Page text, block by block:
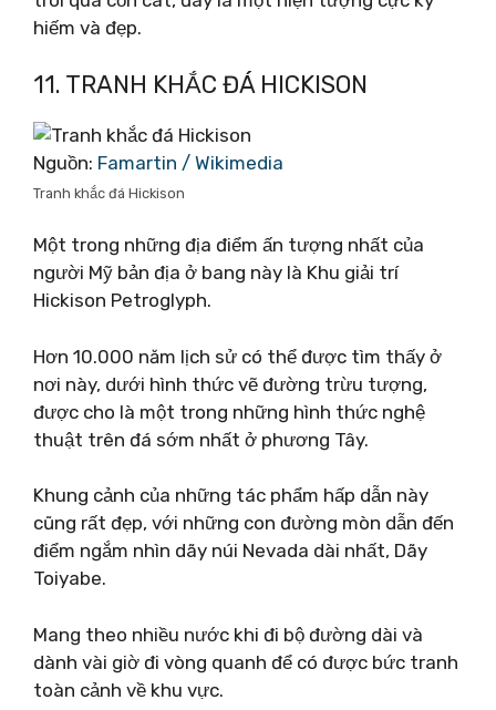
hiếm và đẹp.
11. TRANH KHẮC ĐÁ HICKISON
Nguồn: Famartin / Wikimedia
Tranh khắc đá Hickison
Một trong những địa điểm ấn tượng nhất của
người Mỹ bản địa ở bang này là Khu giải trí
Hickison Petroglyph.
Hơn 10.000 năm lịch sử có thể được tìm thấy ở
nơi này, dưới hình thức vẽ đường trừu tượng,
được cho là một trong những hình thức nghệ
thuật trên đá sớm nhất ở phương Tây.
Khung cảnh của những tác phẩm hấp dẫn này
cũng rất đẹp, với những con đường mòn dẫn đến
điểm ngắm nhìn dãy núi Nevada dài nhất, Dãy
Toiyabe.
Mang theo nhiều nước khi đi bộ đường dài và
dành vài giờ đi vòng quanh để có được bức tranh
toàn cảnh về khu vực.